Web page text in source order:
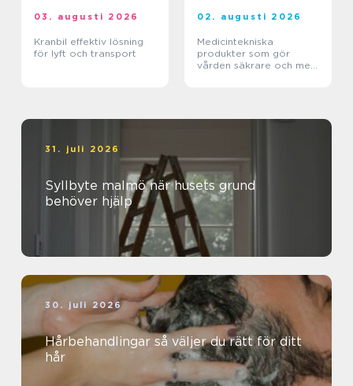
03. augusti 2026
Kranbil effektiv lösning
för lyft och transport
02. augusti 2026
Medicintekniska
produkter som gör
vården säkrare och mer
31. juli 2026
Syllbyte malmö när husets grund
behöver hjälp
30. juli 2026
Hårbehandlingar så väljer du rätt för ditt
hår